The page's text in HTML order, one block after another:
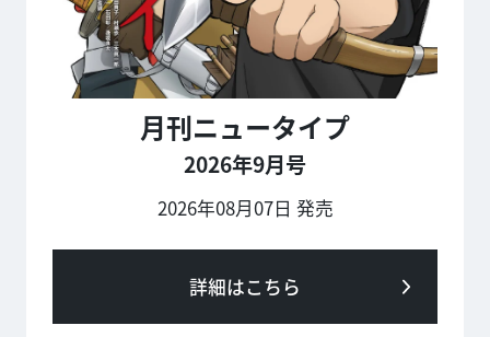
月刊ニュータイプ
2026年9月号
2026年08月07日 発売
詳細はこちら